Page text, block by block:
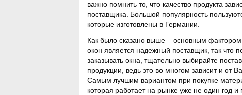
важно помнить то, что качество продукта
поставщика. Большой популярность
которые изготовлены в Германии.
Как было сказано выше – основным
окон является надежный поставщик, так что
заказывать окна, тщательно выбирайте
продукции, ведь это во многом зависит и от
Самым лучшим вариантом при покупке
которая работает на рынке уже не один год